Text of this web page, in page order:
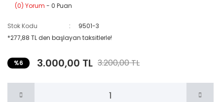
(0) Yorum - 0 Puan
Stok Kodu
9501-3
*277,88 TL den başlayan taksitlerle!
%6 3.000,00 TL 3.200,00 TL